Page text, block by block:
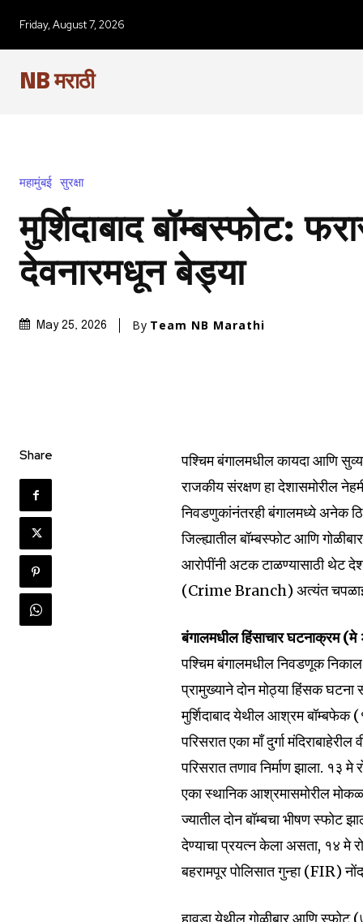
Friday, August 7, 2026
NB मराठी
महामुंबई सुरक्षा
मुर्शिदाबाद बॉम्बस्फोट:
देवनारमधून बेड्या
May 25, 2026 By Team NB Marathi
Share
पश्चिम बंगालमधील कायदा आणि
राजकीय संरक्षण हा देशासमोरील
निवडणुकांनंतरही बंगालमध्ये अनेक
जिल्ह्यातील बॉम्बस्फोट आणि
आरोपींनी अटक टाळण्यासाठी थेट
(Crime Branch) अत्यंत चपळाईने
बंगालमधील हिंसाचार घटनाक्रम
पश्चिम बंगालमधील निवडणूक निकाल
प्रामुख्याने दोन मोठ्या हिंसक घटना
मुर्शिदाबाद येथील आश्रम बॉम्बफेक
परिसरात एका माँ दुर्गा
परिसरात तणाव निर्माण झाला. १३
एका स्थानिक आश्रमासमोरील
ज्यातील दोन बॉम्बचा भीषण स्फोट
देण्याचा प्रयत्न केला असता, १४ मे
बहरामपूर पोलिसात गुन्हा (FIR)